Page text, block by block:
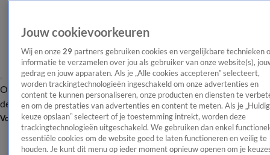
OverzichtAfleveringen Entertainment TV Algemeen
Tip
de redactieNieuwsbrief
Volg Shownieuws
Jouw cookievoorkeuren
Wij en onze 29 partners gebruiken cookies en vergelijkbare technieken
informatie te verzamelen over jou als gebruiker van onze website(s),
gedrag en jouw apparaten. Als je „Alle cookies accepteren” selecteert,
worden trackingtechnologieën ingeschakeld om onze advertenties en
content te kunnen personaliseren, onze producten en diensten te
en om de prestaties van advertenties en content te meten. Als je
keuze opslaan” selecteert of je toestemming intrekt, worden deze
trackingtechnologieën uitgeschakeld. We gebruiken dan enkel
essentiële cookies om de website goed te laten functioneren en veilig te
houden. Je kunt dit menu op ieder moment opnieuw openen om je